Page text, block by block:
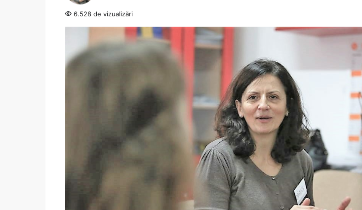
6.528 de vizualizări